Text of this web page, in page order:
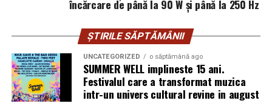
nimic deosebit. Suntem fiecare diferiți și corpurile
noastre răspund altfel.
Mâncărimi, furnicături și alte mici
curiozități ale corpului
Stând nemișcat timp îndelungat, pielea începe brusc să
https://davanti-tyres.com/
încărcare de până la 90 W și până la 250 Hz
ȘTIRILE SĂPTĂMÂNII
UNCATEGORIZED o săptămână ago
SUMMER WELL implineste 15 ani.
Festivalul care a transformat muzica
intr-un univers cultural revine in august